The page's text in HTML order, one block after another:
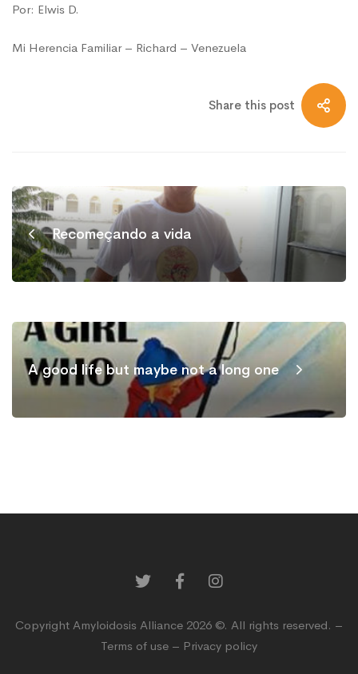
Por: Elwis D.
Mi Herencia Familiar – Richard – Venezuela
Share this post
Recomeçando a vida
A good life but maybe not a long one
Copyright Amyloidosis Alliance 2026 ©. All rights reserved. –
Terms of use – Privacy policy